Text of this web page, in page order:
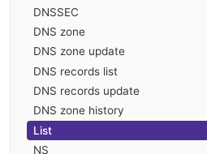
DNSSEC
DNS zone
DNS zone update
DNS records list
DNS records update
DNS zone history
List
NS